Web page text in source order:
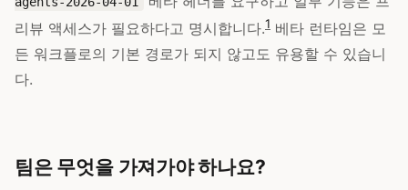
리뷰 액세스가 필요하다고 명시합니다.1 베타 런타임은 모
든 워크플로의 기본 경로가 되지 않고도 유용할 수 있습니
다.
팀은 무엇을 가져가야 하나요?